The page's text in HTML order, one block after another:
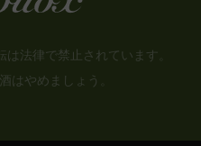
法律で禁止されています。
はやめましょう。